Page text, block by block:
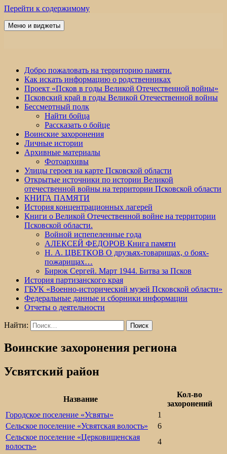
Перейти к содержимому
Победа 60
Меню и виджеты
Добро пожаловать на территорию памяти.
Как искать информацию о родственниках
Проект «Псков в годы Великой Отечественной войны»
Псковский край в годы Великой Отечественной войны
Бессмертный полк
Найти бойца
Рассказать о бойце
Воинские захоронения
Личные истории
Архивные материалы
Фотоархивы
Улицы героев на карте Псковской области
Открытые источники по истории Великой
отечественной войны на территории Псковской области
КНИГА ПАМЯТИ
История концентрационных лагерей
Книги о Великой Отечественной войне на территории
Псковской области.
Войной испепеленные года
АЛЕКСЕЙ ФЕДОРОВ Книга памяти
Н. А. ЦВЕТКОВ О друзьях-товарищах, о боях-
пожарищах…
Бирюк Сергей. Март 1944. Битва за Псков
История партизанского края
ГБУК «Военно-исторический музей Псковской области»
Федеральные данные и сборники информации
Отчеты о деятельности
Найти:
Воинские захоронения региона
Усвятский район
Название
Кол-во
захоронений
Городское поселение «Усвяты»
1
Сельское поселение «Усвятская волость»
6
Сельское поселение «Церковищенская
волость»
4